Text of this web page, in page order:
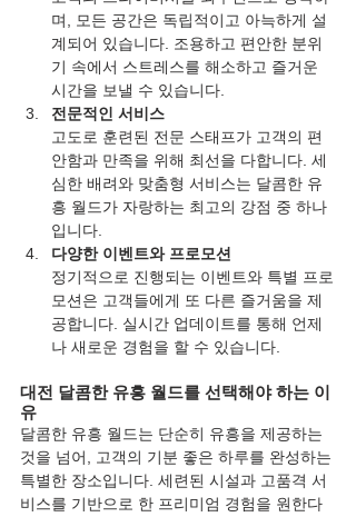
며, 모든 공간은 독립적이고 아늑하게 설
계되어 있습니다. 조용하고 편안한 분위
기 속에서 스트레스를 해소하고 즐거운
시간을 보낼 수 있습니다.
전문적인 서비스
고도로 훈련된 전문 스태프가 고객의 편
안함과 만족을 위해 최선을 다합니다. 세
심한 배려와 맞춤형 서비스는 달콤한 유
흥 월드가 자랑하는 최고의 강점 중 하나
입니다.
다양한 이벤트와 프로모션
정기적으로 진행되는 이벤트와 특별 프로
모션은 고객들에게 또 다른 즐거움을 제
공합니다. 실시간 업데이트를 통해 언제
나 새로운 경험을 할 수 있습니다.
대전 달콤한 유흥 월드를 선택해야 하는 이
유
달콤한 유흥 월드는 단순히 유흥을 제공하는
것을 넘어, 고객의 기분 좋은 하루를 완성하는
특별한 장소입니다. 세련된 시설과 고품격 서
비스를 기반으로 한 프리미엄 경험을 원한다